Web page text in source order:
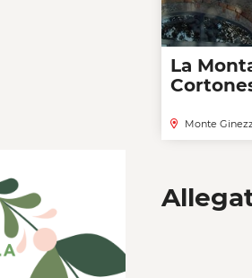
La
Monte